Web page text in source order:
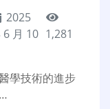
2025
6 月 10 1,281
學技術的進步